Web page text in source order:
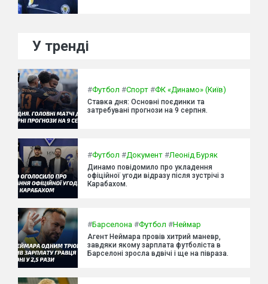
У тренді
#Футбол #Спорт #ФК «Динамо» (Київ)
Ставка дня: Основні поєдинки та
затребувані прогнози на 9 серпня.
#Футбол #Документ #Леонід Буряк
Динамо повідомило про укладення
офіційної угоди відразу після зустрічі з
Карабахом.
#Барселона #Футбол #Неймар
Агент Неймара провів хитрий маневр,
завдяки якому зарплата футболіста в
Барселоні зросла вдвічі і ще на півраза.